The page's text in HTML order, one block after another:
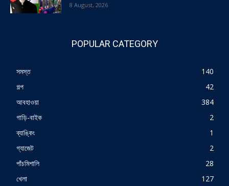
8 August, 2026
POPULAR CATEGORY
সমস্ত
140
গল্প
42
আবহাওয়া
384
গাড়ি-বাইক
2
ব্যাঙ্কিং
1
গ্যাজেট
2
পাঁচমিশালি
28
খেলা
127